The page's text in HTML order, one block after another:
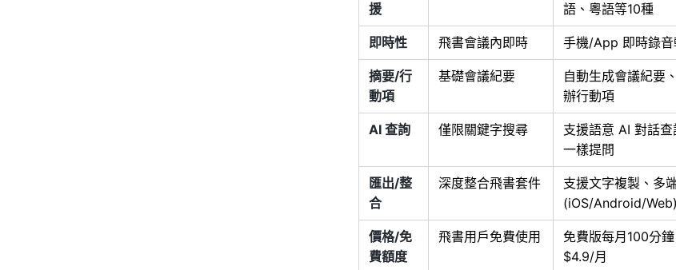
援
語、粵語等10種
即時性 飛書會議內即時 手機/App 即時錄音
摘要/行
動項
基礎會議紀要
自動生成會議紀要
辦行動項
AI 查詢 僅限關鍵字搜尋
支援語意 AI 對話
一樣提問
匯出/整
合
深度整合飛書套件
支援文字複製、多
(iOS/Android/Web)
價格/免
費額度
飛書用戶免費使用
免費版每月100分
$4.9/月